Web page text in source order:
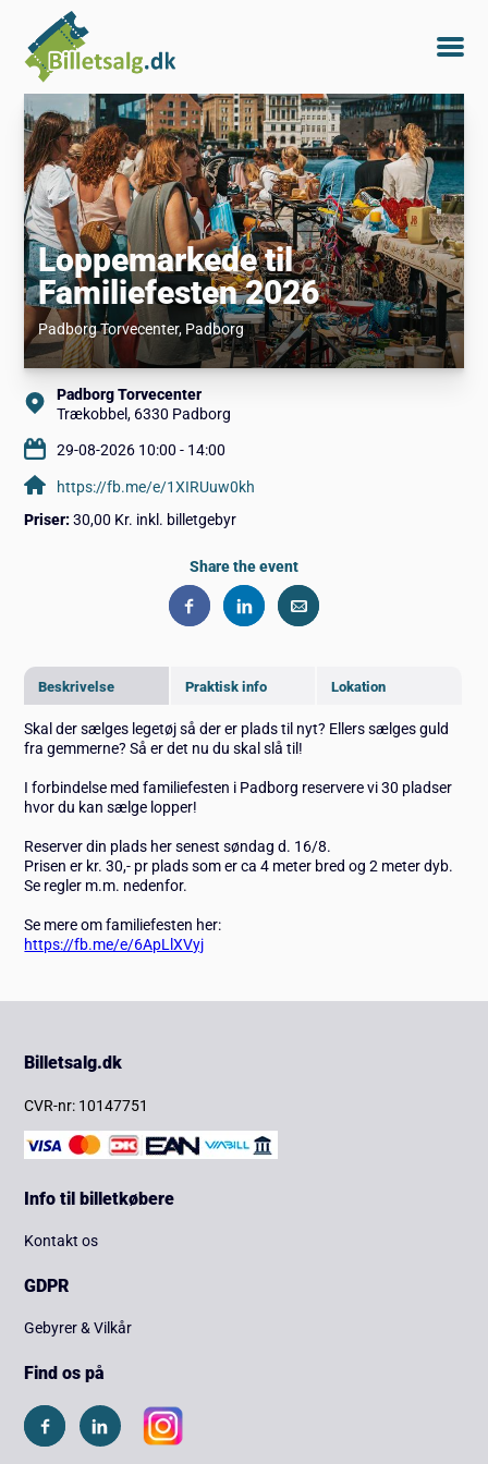
Loppemarkede til
Familiefesten 2026
Padborg Torvecenter, Padborg
Beskrivelse Praktisk info Lokation
Skal der sælges legetøj så der er plads til nyt? Ellers sælges guld
fra gemmerne? Så er det nu du skal slå til!
I forbindelse med familiefesten i Padborg reservere vi 30 pladser
hvor du kan sælge lopper!
Reserver din plads her senest søndag d. 16/8.
Prisen er kr. 30,- pr plads som er ca 4 meter bred og 2 meter dyb.
Se regler m.m. nedenfor.
Se mere om familiefesten her:
https://fb.me/e/6ApLlXVyj
Padborg Torvecenter
Trækobbel, 6330 Padborg
29-08-2026 10:00 - 14:00
https://fb.me/e/1XIRUuw0kh
Priser: 30,00 Kr. inkl. billetgebyr
Share the event
Billetsalg.dk
CVR-nr: 10147751
Info til billetkøbere
Kontakt os
GDPR
Gebyrer & Vilkår
Find os på